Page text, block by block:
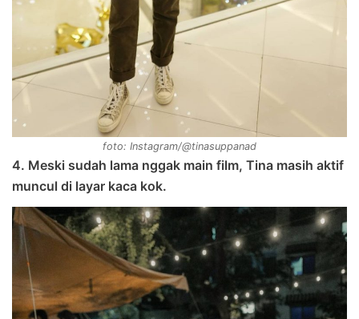
foto: Instagram/@tinasuppanad
4. Meski sudah lama nggak main film, Tina masih aktif
muncul di layar kaca kok.